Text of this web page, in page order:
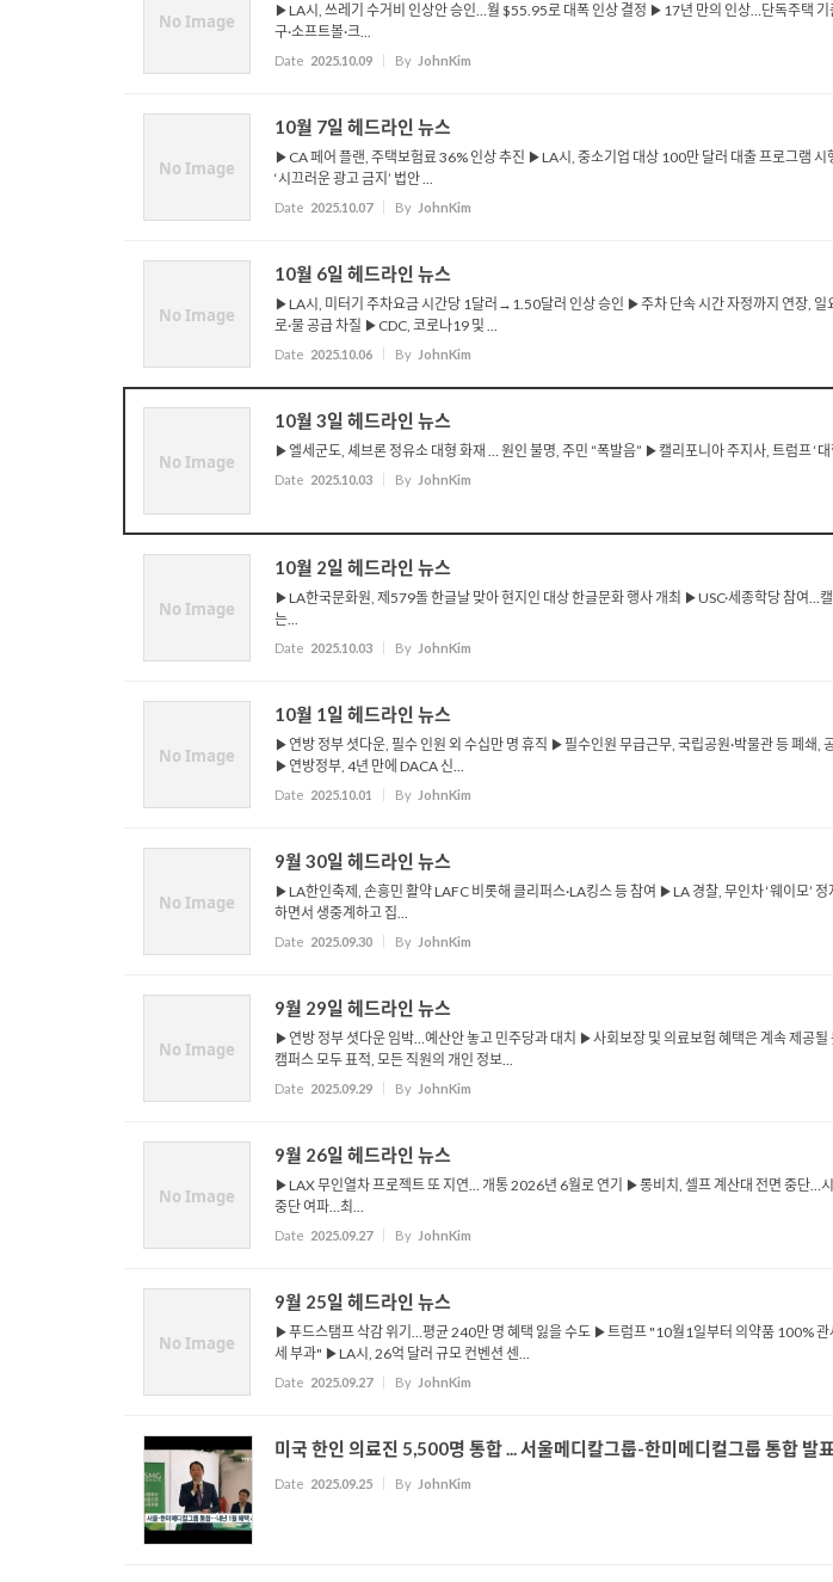
No Image
▶LA시, 쓰레기 수거비 인상안 승인…월 $55.95로 대폭 인상 결정 ▶17년 만의 인상…단독주택
구·소프트볼·크...
Date 2025.10.09 By JohnKim
No Image
10월 7일 헤드라인 뉴스
▶CA 페어 플랜, 주택보험료 36% 인상 추진 ▶LA시, 중소기업 대상 100만 달러 대출 프로그램
‘시끄러운 광고 금지’ 법안 ...
Date 2025.10.07 By JohnKim
No Image
10월 6일 헤드라인 뉴스
▶LA시, 미터기 주차요금 시간당 1달러→1.50달러 인상 승인 ▶주차 단속 시간 자정까지 연장,
로·물 공급 차질 ▶CDC, 코로나19 및 ...
Date 2025.10.06 By JohnKim
No Image
10월 3일 헤드라인 뉴스
▶엘세군도, 셰브론 정유소 대형 화재 … 원인 불명, 주민 “폭발음” ▶캘리포니아 주지사, 트럼프 ‘
Date 2025.10.03 By JohnKim
No Image
10월 2일 헤드라인 뉴스
▶LA한국문화원, 제579돌 한글날 맞아 현지인 대상 한글문화 행사 개최 ▶USC·세종학당 참여…
는...
Date 2025.10.03 By JohnKim
No Image
10월 1일 헤드라인 뉴스
▶연방 정부 셧다운, 필수 인원 외 수십만 명 휴직 ▶필수인원 무급근무, 국립공원·박물관 등 폐
▶연방정부, 4년 만에 DACA 신...
Date 2025.10.01 By JohnKim
No Image
9월 30일 헤드라인 뉴스
▶LA한인축제, 손흥민 활약 LAFC 비롯해 클리퍼스·LA킹스 등 참여 ▶LA 경찰, 무인차 ‘웨이모’
하면서 생중계하고 집...
Date 2025.09.30 By JohnKim
No Image
9월 29일 헤드라인 뉴스
▶연방 정부 셧다운 임박…예산안 놓고 민주당과 대치 ▶사회보장 및 의료보험 혜택은 계속 제공
캠퍼스 모두 표적, 모든 직원의 개인 정보...
Date 2025.09.29 By JohnKim
No Image
9월 26일 헤드라인 뉴스
▶LAX 무인열차 프로젝트 또 지연… 개통 2026년 6월로 연기 ▶롱비치, 셀프 계산대 전면 중단…
중단 여파…최...
Date 2025.09.27 By JohnKim
No Image
9월 25일 헤드라인 뉴스
▶푸드스탬프 삭감 위기…평균 240만 명 혜택 잃을 수도 ▶트럼프 "10월1일부터 의약품 100%
세 부과" ▶LA시, 26억 달러 규모 컨벤션 센...
Date 2025.09.27 By JohnKim
미국 한인 의료진 5,500명 통합 ... 서울메디칼그룹-한미메디컬그룹 통합 발표
Date 2025.09.25 By JohnKim